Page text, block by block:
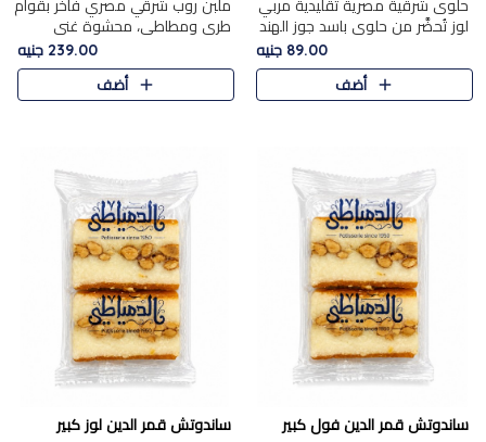
حلوى شرقية مصرية تقليدية مربي
لوز تُحضَّر من حلوى باسد جوز الهند
بقوام طري ومذاق غني، وتُزين
وتغطاه بقطع اللوز الفاخر التي
تضيف لمسة مميزة م..
89.00 جنيه
أضف
ملبن روب شرقي مصري فاخر بقوام
طري ومطاطي، محشوة غني
بسخاء بقطع عين الجمل واللوز
الفاخر التي تضيف قرمشة مميزة
ومرضية ونكهة ناتي غنية في كل
239.00 جنيه
أضف
ساندوتش قمر الدين فول كبير ساندوتش قمر الدين لوز كبير